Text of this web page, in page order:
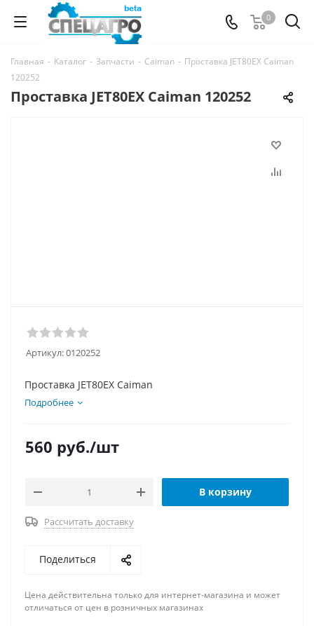
0
Главная - Каталог - Запчасти - Caiman - Проставка JET80EX Caiman
120252
Проставка JET80EX Caiman 120252
Артикул:0120252
Проставка JET80EX Caiman
Подробнее
560 руб./шт
В корзину
Рассчитать доставку
Поделиться
Цена действительна только для интернет-магазина и может
отличаться от цен в розничных магазинах